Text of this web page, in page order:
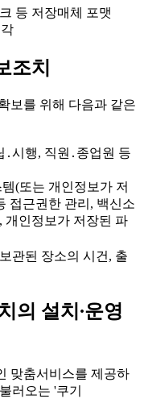
등 저장매체 포맷
조치
보를 위해 다음과 같은
․시행, 직원․종업원 등
(또는 개인정보가 저
접근권한 관리, 백신소
개인정보가 저장된 파
관된 장소의 시건, 출
의 설치∙운영
맞춤서비스를 제공하
러오는 '쿠기